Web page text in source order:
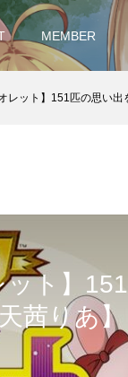
MEMBER
レット】151匹の思い出
ト】
茜りあ】